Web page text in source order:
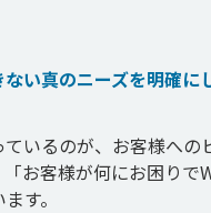
い真のニーズを明確に
いるのが、お客様への
お客様が何にお困りで
す。